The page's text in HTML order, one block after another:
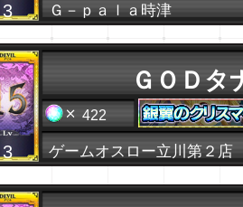
3 Ｇ－ｐａｌａ時津
3
ＧＯＤタ
422
ゲームオスロー立川第２店